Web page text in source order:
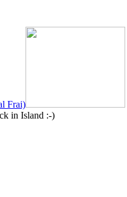
Frai)
in Island :-)